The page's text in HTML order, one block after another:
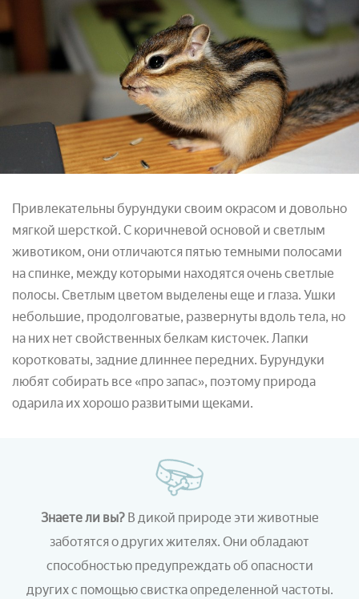
Привлекательны бурундуки своим окрасом и довольно
мягкой шерсткой. С коричневой основой и светлым
животиком, они отличаются пятью темными полосами
на спинке, между которыми находятся очень светлые
полосы. Светлым цветом выделены еще и глаза. Ушки
небольшие, продолговатые, развернуты вдоль тела, но
на них нет свойственных белкам кисточек. Лапки
коротковаты, задние длиннее передних. Бурундуки
любят собирать все «про запас», поэтому природа
одарила их хорошо развитыми щеками.
Знаете ли вы? В дикой природе эти животные
заботятся о других жителях. Они обладают
способностью предупреждать об опасности
других с помощью свистка определенной частоты.